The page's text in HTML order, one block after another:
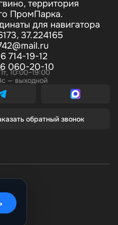
территория
ПромПарка.
для навигатора
37.224165
714-19-12
060-20-10
10:00–19:00
— выходной
обратный звонок